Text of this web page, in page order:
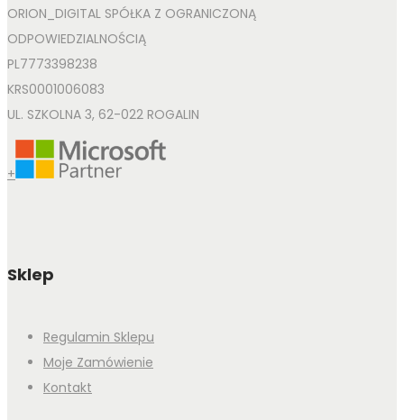
ORION_DIGITAL SPÓŁKA Z OGRANICZONĄ
ODPOWIEDZIALNOŚCIĄ
PL7773398238
KRS0001006083
UL. SZKOLNA 3, 62-022 ROGALIN
+
Sklep
Regulamin Sklepu
Moje Zamówienie
Kontakt